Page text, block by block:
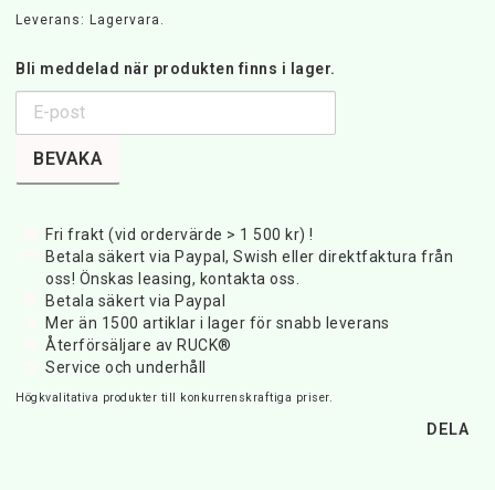
Leverans: Lagervara.
Bli meddelad när produkten finns i lager.
BEVAKA
Fri frakt (vid ordervärde > 1 500 kr) !
Betala säkert via Paypal, Swish eller direktfaktura från
oss! Önskas leasing, kontakta oss.
Betala säkert via Paypal
Mer än 1500 artiklar i lager för snabb leverans
Återförsäljare av RUCK®
Service och underhåll
Högkvalitativa produkter till konkurrenskraftiga priser.
DELA